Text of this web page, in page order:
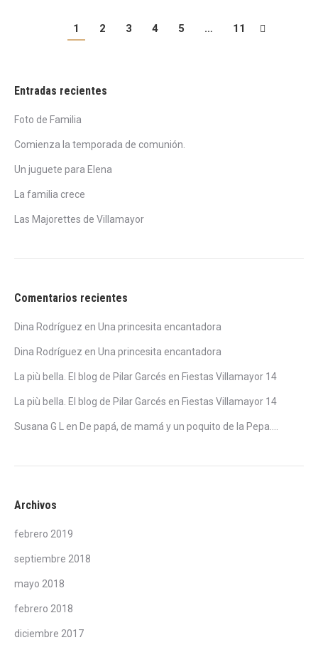
1 2 3 4 5 … 11
Entradas recientes
Foto de Familia
Comienza la temporada de comunión.
Un juguete para Elena
La familia crece
Las Majorettes de Villamayor
Comentarios recientes
Dina Rodríguez en Una princesita encantadora
Dina Rodríguez en Una princesita encantadora
La più bella. El blog de Pilar Garcés en Fiestas Villamayor 14
La più bella. El blog de Pilar Garcés en Fiestas Villamayor 14
Susana G L en De papá, de mamá y un poquito de la Pepa….
Archivos
febrero 2019
septiembre 2018
mayo 2018
febrero 2018
diciembre 2017